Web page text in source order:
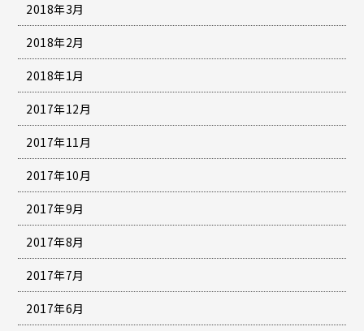
2018年3月
2018年2月
2018年1月
2017年12月
2017年11月
2017年10月
2017年9月
2017年8月
2017年7月
2017年6月